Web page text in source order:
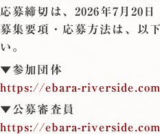
応募締切は、2026年7月20日
募集要項・応募方法は、以
い。
▼参加団体
https://ebara-
▼公募審査員
https://ebara-